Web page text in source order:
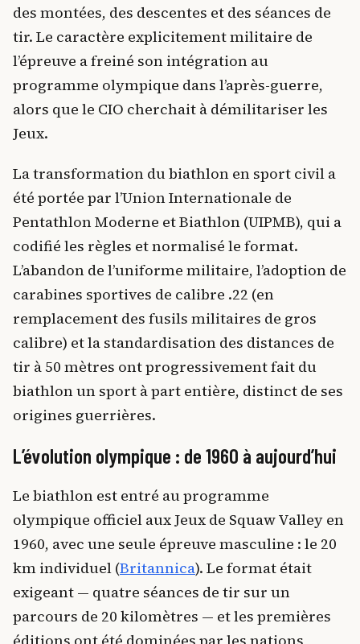
des montées, des descentes et des séances de
tir. Le caractère explicitement militaire de
l’épreuve a freiné son intégration au
programme olympique dans l’après-guerre,
alors que le CIO cherchait à démilitariser les
Jeux.
La transformation du biathlon en sport civil a
été portée par l’Union Internationale de
Pentathlon Moderne et Biathlon (UIPMB), qui a
codifié les règles et normalisé le format.
L’abandon de l’uniforme militaire, l’adoption de
carabines sportives de calibre .22 (en
remplacement des fusils militaires de gros
calibre) et la standardisation des distances de
tir à 50 mètres ont progressivement fait du
biathlon un sport à part entière, distinct de ses
origines guerrières.
L’évolution olympique : de 1960 à aujourd’hui
Le biathlon est entré au programme
olympique officiel aux Jeux de Squaw Valley en
1960, avec une seule épreuve masculine : le 20
km individuel (Britannica). Le format était
exigeant — quatre séances de tir sur un
parcours de 20 kilomètres — et les premières